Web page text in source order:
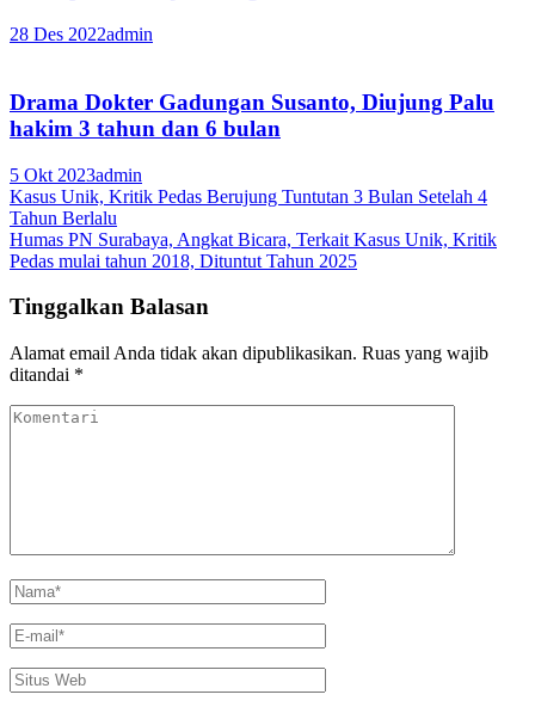
28 Des 2022admin
Drama Dokter Gadungan Susanto, Diujung Palu
hakim 3 tahun dan 6 bulan
5 Okt 2023admin
Navigasi
pos
Kasus Unik, Kritik Pedas Berujung Tuntutan 3 Bulan Setelah 4
Tahun Berlalu
Humas PN Surabaya, Angkat Bicara, Terkait Kasus Unik, Kritik
Pedas mulai tahun 2018, Dituntut Tahun 2025
Tinggalkan Balasan
Alamat email Anda tidak akan dipublikasikan. Ruas yang wajib
ditandai *
Komentari
Nama*
E-
mail*
Situs
Web